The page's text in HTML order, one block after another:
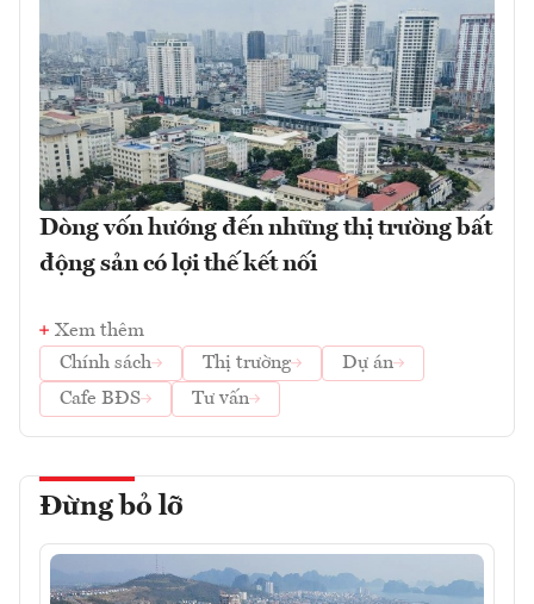
Dòng vốn hướng đến những thị trường bất
động sản có lợi thế kết nối
Xem thêm
Chính sách
Thị trường
Dự án
Cafe BĐS
Tư vấn
Đừng bỏ lỡ